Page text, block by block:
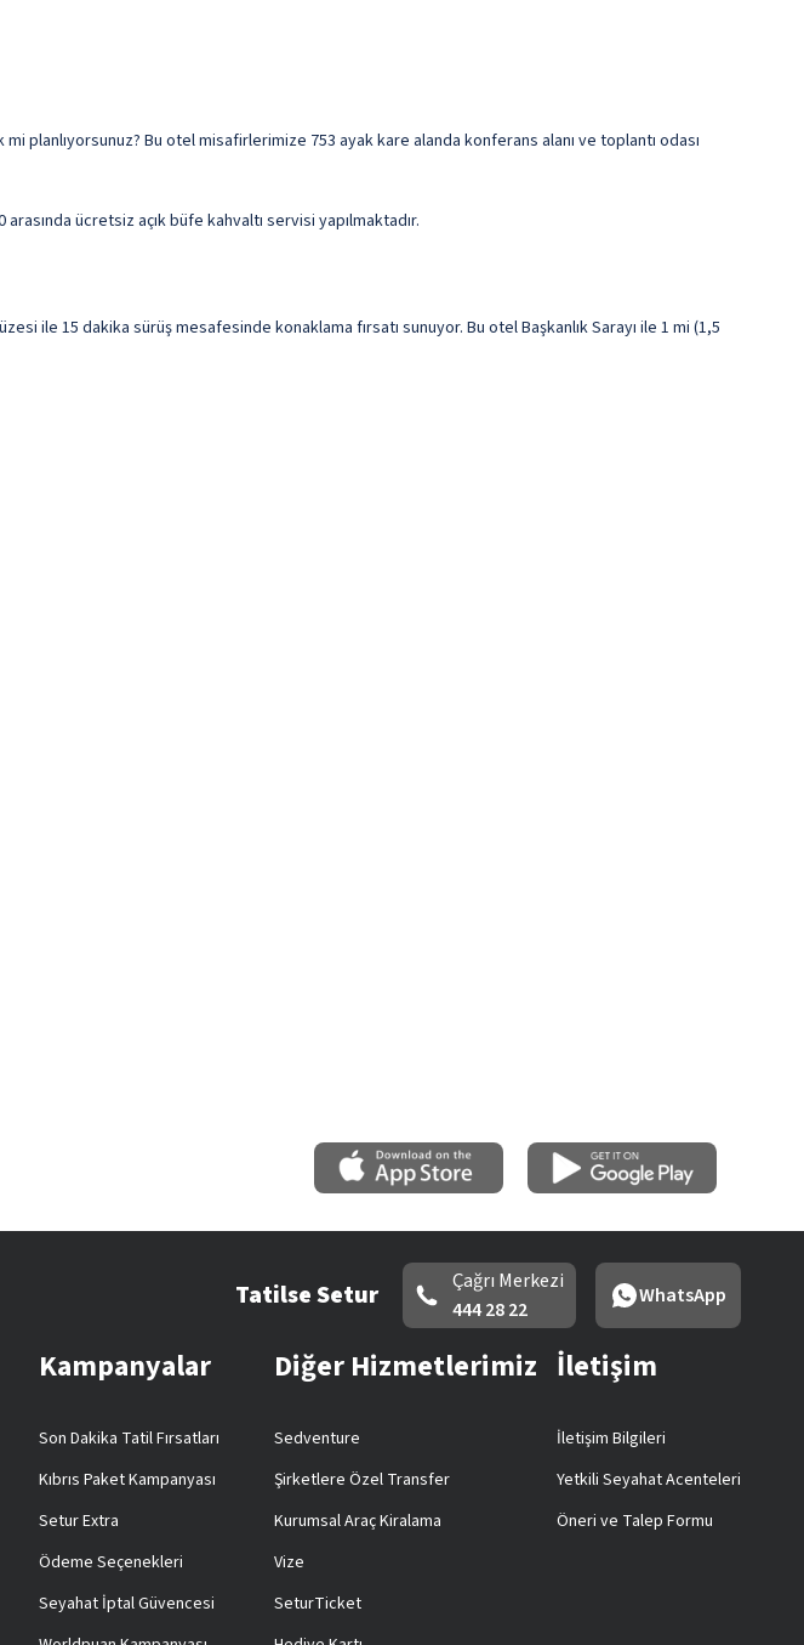
planlıyorsunuz? Bu otel misafirlerimize 753 ayak kare alanda konferans alanı ve toplantı odası
ücretsiz açık büfe kahvaltı servisi yapılmaktadır.
ile 15 dakika sürüş mesafesinde konaklama fırsatı sunuyor. Bu otel Başkanlık Sarayı ile 1 mi (1,5
Tatilse Setur
Çağrı Merkezi
444 28 22
WhatsApp
Kampanyalar
Son Dakika Tatil Fırsatları
Kıbrıs Paket Kampanyası
Setur Extra
Ödeme Seçenekleri
Seyahat İptal Güvencesi
Diğer Hizmetlerimiz
Sedventure
Şirketlere Özel Transfer
Kurumsal Araç Kiralama
Vize
SeturTicket
İletişim
İletişim Bilgileri
Yetkili Seyahat Acenteleri
Öneri ve Talep Formu